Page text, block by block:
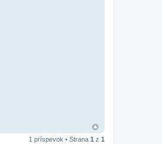
1 príspevok • Strana 1 z 1